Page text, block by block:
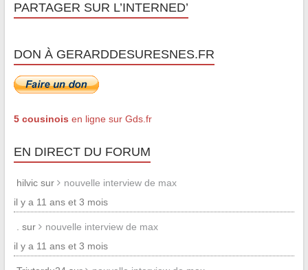
PARTAGER SUR L’INTERNED’
DON À GERARDDESURESNES.FR
5 cousinois en ligne sur Gds.fr
EN DIRECT DU FORUM
hilvic sur
nouvelle interview de max
il y a 11 ans et 3 mois
. sur
nouvelle interview de max
il y a 11 ans et 3 mois